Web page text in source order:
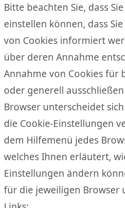
Bitte beachten Sie, dass
einstellen können, dass
von Cookies informiert
über deren Annahme
Annahme von Cookies für
oder generell
Browser unterscheidet
die Cookie-Einstellungen
dem Hilfemenü jedes
welches Ihnen erläutert,
Einstellungen ändern
für die jeweiligen Browser